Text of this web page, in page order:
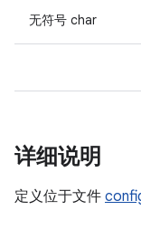
无符号 char
详细说明
定义位于文件